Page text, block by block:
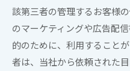
該第三者の管理するお客様
のマーケティングや広告配
的のために、利用すること
者は、当社から依頼された